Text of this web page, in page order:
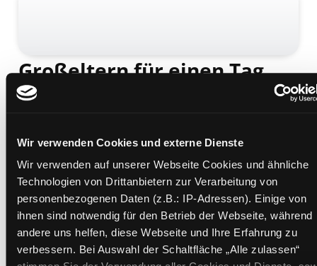
Wir verwenden Cookies und externe Dienste
Wir verwenden auf unserer Webseite Cookies und ähnliche
Technologien von Drittanbietern zur Verarbeitung von
personenbezogenen Daten (z.B.: IP-Adressen). Einige von
ihnen sind notwendig für den Betrieb der Webseite, während
andere uns helfen, diese Webseite und Ihre Erfahrung zu
verbessern. Bei Auswahl der Schaltfläche „Alle zulassen“
Großeltern für einen Tag
Leseförderung mit System
Übergeordnetes Werk: Schmökerpaket Antolin 2.
Klasse rote Kappe
Beschreibung ein-/ausblenden
Mehr Informationen ein-/ausblenden